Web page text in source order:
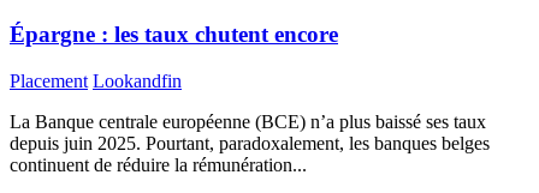
Épargne : les taux chutent encore
Placement Lookandfin
La Banque centrale européenne (BCE) n’a plus baissé ses taux
depuis juin 2025. Pourtant, paradoxalement, les banques belges
continuent de réduire la rémunération...